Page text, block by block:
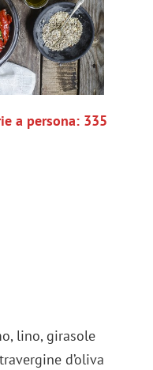
a persona: 335
lino, girasole
d’oliva